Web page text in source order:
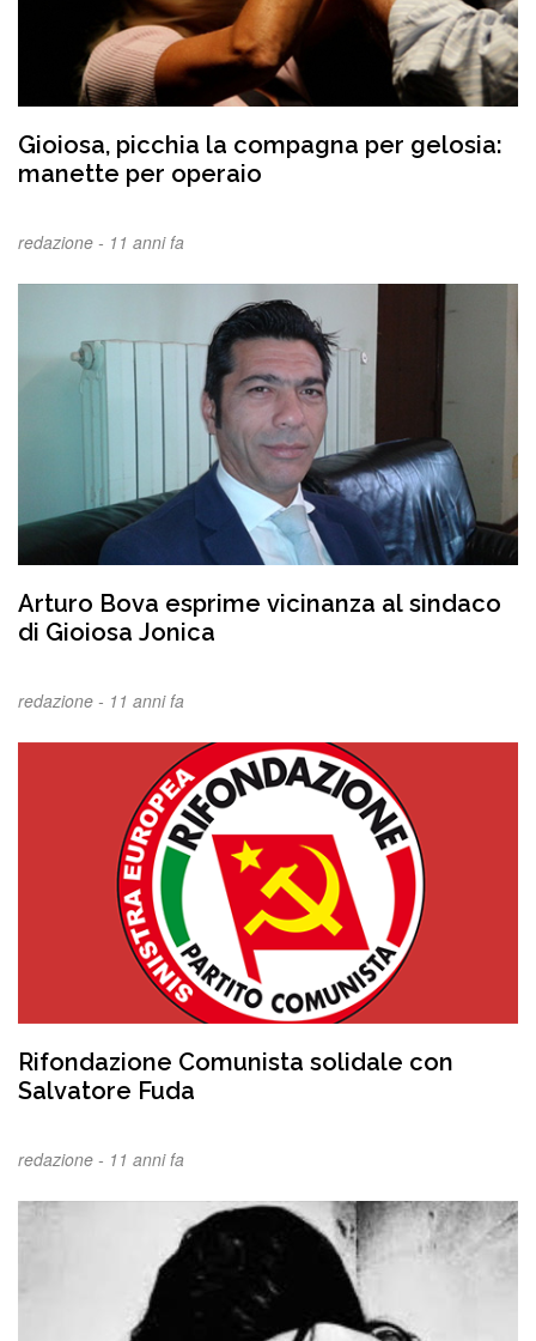
Gioiosa, picchia la compagna per gelosia:
manette per operaio
redazione - 11 anni fa
Arturo Bova esprime vicinanza al sindaco
di Gioiosa Jonica
redazione - 11 anni fa
Rifondazione Comunista solidale con
Salvatore Fuda
redazione - 11 anni fa